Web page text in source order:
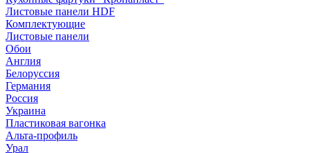
Листовые панели HDF
Комплектующие
Листовые панели
Обои
Англия
Белоруссия
Германия
Россия
Украина
Пластиковая вагонка
Альта-профиль
Урал